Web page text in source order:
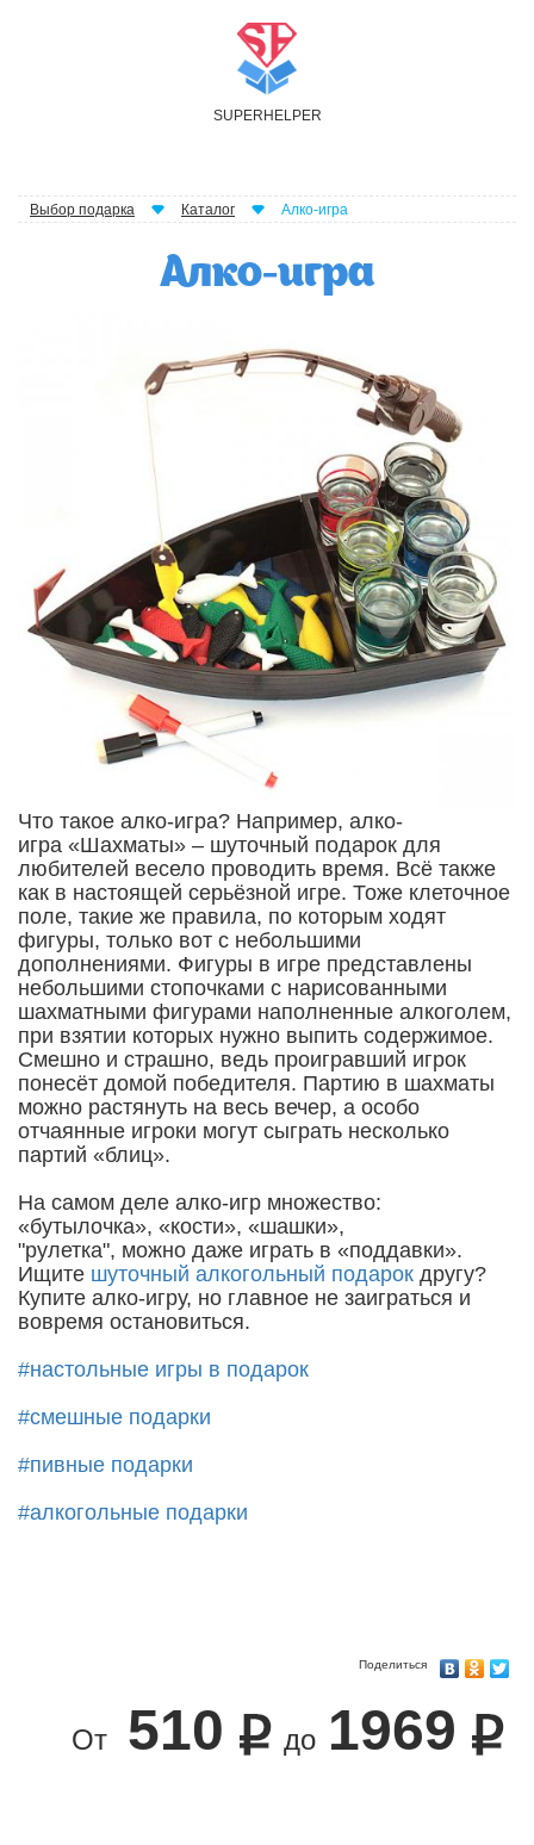
SUPER H ELPER
Выбор подарка Каталог Алко-игра
Алко-игра
Что такое алко-игра? Например, алко-
игра «Шахматы» – шуточный подарок для
любителей весело проводить время. Всё также
как в настоящей серьёзной игре. Тоже клеточное
поле, такие же правила, по которым ходят
фигуры, только вот с небольшими
дополнениями. Фигуры в игре представлены
небольшими стопочками с нарисованными
шахматными фигурами наполненные алкоголем,
при взятии которых нужно выпить содержимое.
Смешно и страшно, ведь проигравший игрок
понесёт домой победителя. Партию в шахматы
можно растянуть на весь вечер, а особо
отчаянные игроки могут сыграть несколько
партий «блиц».
На самом деле алко-игр множество:
«бутылочка», «кости», «шашки»,
"рулетка", можно даже играть в «поддавки».
Ищите шуточный алкогольный подарок другу?
Купите алко-игру, но главное не заиграться и
вовремя остановиться.
#настольные игры в подарок
#смешные подарки
#пивные подарки
#алкогольные подарки
Поделиться
От 510 до 1969